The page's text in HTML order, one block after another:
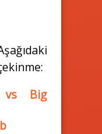
vs Big